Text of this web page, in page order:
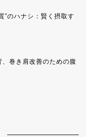
”のハナシ：賢く摂取す
巻き肩改善のための腹